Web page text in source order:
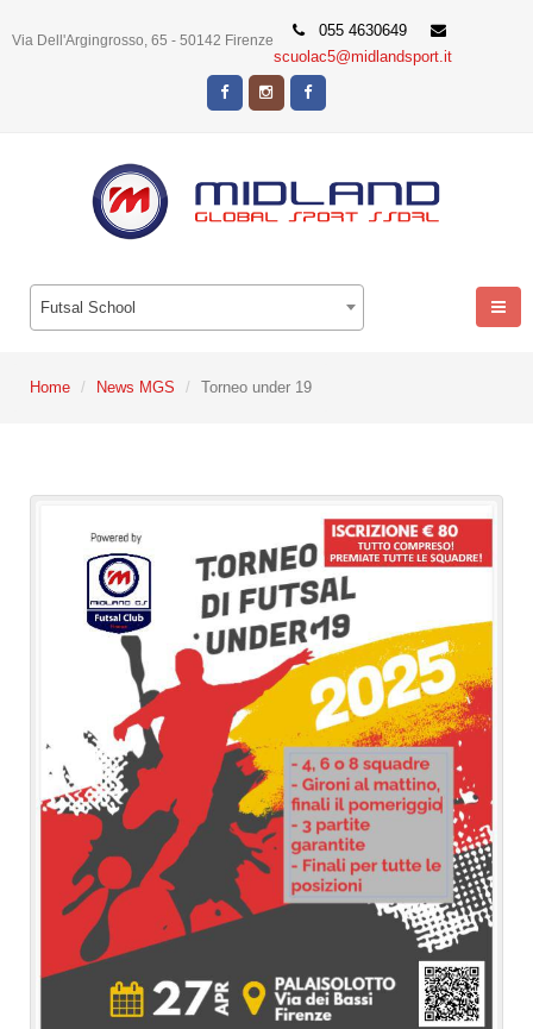
Via Dell'Argingrosso, 65 - 50142 Firenze
055 4630649
scuolac5@midlandsport.it
Futsal School
Home News MGS Torneo under 19